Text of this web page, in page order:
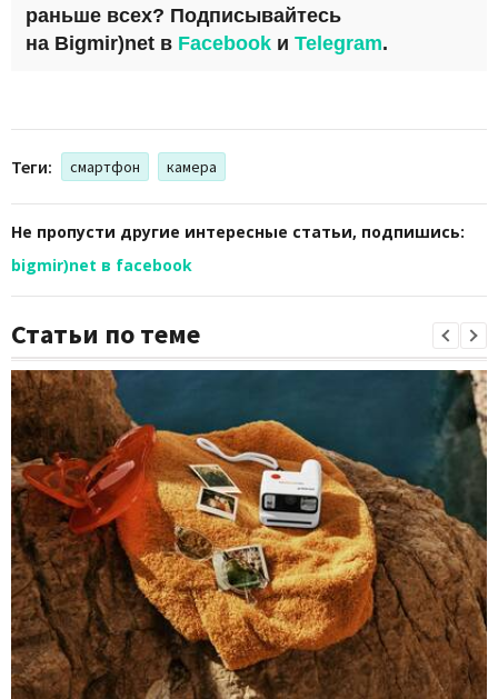
раньше всех? Подписывайтесь
на Bigmir)net в Facebook и Telegram.
Теги: смартфон камера
Не пропусти другие интересные статьи, подпишись:
bigmir)net в facebook
Статьи по теме